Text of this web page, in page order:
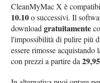
CleanMyMac X è
10.10o successivi. Il
downloadgratuitamente
l'impossibilità di pulire più
essere rimosse acquistando
con prezzi a partire da